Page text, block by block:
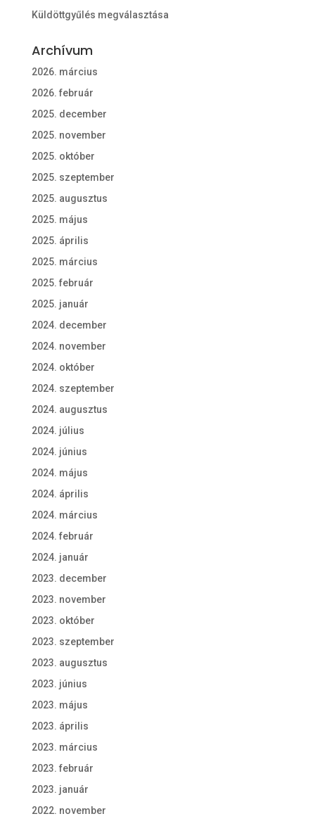
Küldöttgyűlés megválasztása
Archívum
2026. március
2026. február
2025. december
2025. november
2025. október
2025. szeptember
2025. augusztus
2025. május
2025. április
2025. március
2025. február
2025. január
2024. december
2024. november
2024. október
2024. szeptember
2024. augusztus
2024. július
2024. június
2024. május
2024. április
2024. március
2024. február
2024. január
2023. december
2023. november
2023. október
2023. szeptember
2023. augusztus
2023. június
2023. május
2023. április
2023. március
2023. február
2023. január
2022. november